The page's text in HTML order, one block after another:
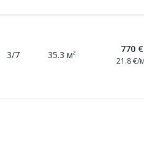
3/7 35.3 м²
770 €
21.8 €/